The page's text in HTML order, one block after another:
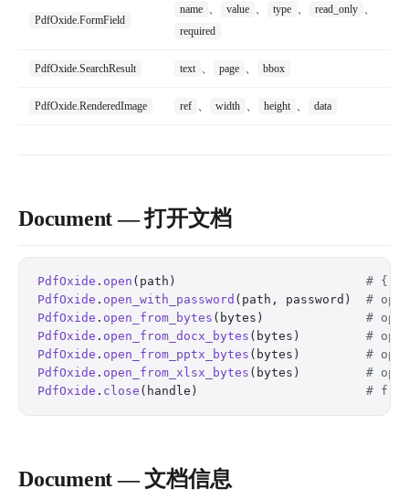
PdfOxide.FormField
name 、 value 、 type 、 read_only 、
required
PdfOxide.SearchResult text 、 page 、 bbox
PdfOxide.RenderedImage ref 、 width 、 height 、 data
Document — 打开文档
PdfOxide . open (path) #
PdfOxide . open_with_password (path, password) #
PdfOxide . open_from_bytes (bytes) #
PdfOxide . open_from_docx_bytes (bytes) #
PdfOxide . open_from_pptx_bytes (bytes) #
PdfOxide . open_from_xlsx_bytes (bytes) #
PdfOxide . close (handle) # free
Document — 文档信息